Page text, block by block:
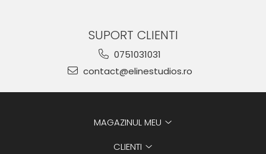
SUPORT CLIENTI
0751031031
contact@elinestudios.ro
MAGAZINUL MEU
CLIENTI